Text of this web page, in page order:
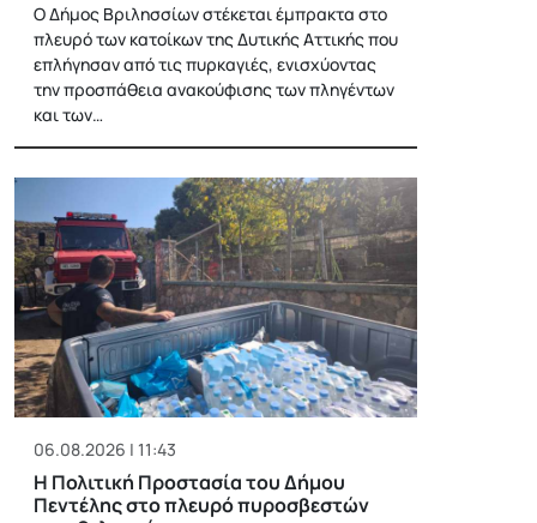
Ο Δήμος Βριλησσίων στέκεται έμπρακτα στο
πλευρό των κατοίκων της Δυτικής Αττικής που
επλήγησαν από τις πυρκαγιές, ενισχύοντας
την προσπάθεια ανακούφισης των πληγέντων
και των…
06.08.2026 | 11:43
Η Πολιτική Προστασία του Δήμου
Πεντέλης στο πλευρό πυροσβεστών